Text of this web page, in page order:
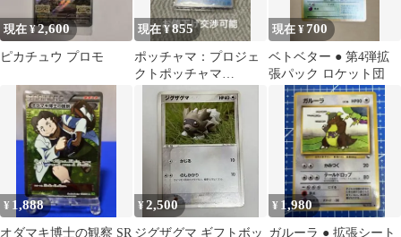
現在 ¥ 2,600
ピカチュウ プロモ
現在 ¥855
ポッチャマ：プロジェ
クトポッチャマ
PROMO S-Pプロモカー
ド 232/S…
現在 ¥700
ベトベター ● 第4弾拡
張パック ロケット団
¥ 1,888
オダマキ博士の観察 SR
¥2,500
ジグザグマ ギフトボッ
¥ 1,980
ガルーラ ● 拡張シート